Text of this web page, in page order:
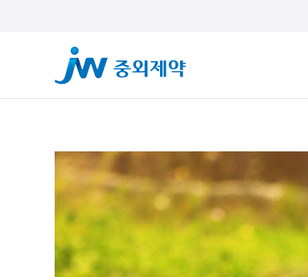
인사말
창업정신
생산시설
사회적 지속가능성